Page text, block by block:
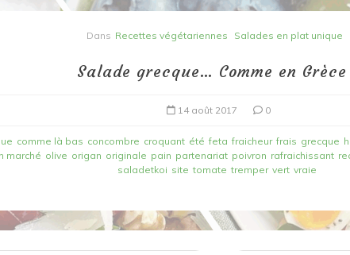
Dans Recettes végétariennes Salades en plat unique
Salade grecque… Comme en
14 août 2017 0
comme là bas concombre croquant été feta fraicheur frais grecque
marché olive origan originale pain partenariat poivron rafraichissant
saladetkoi site tomate tremper vert vraie